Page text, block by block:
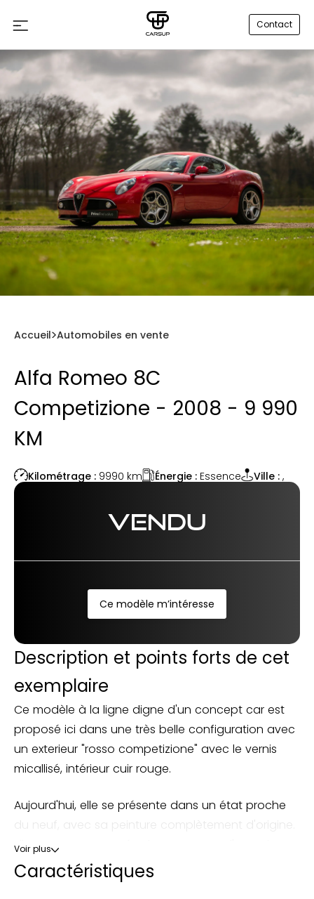
Contact
Accueil Automobiles en vente
Alfa Romeo 8C
Competizione - 2008 - 9 990
KM
Kilométrage : 9990 km Énergie : Essence Ville : ,
VENDU
Ce modèle m’intéresse
Description et points forts de cet
exemplaire
Ce modèle à la ligne digne d'un concept car est
proposé ici dans une très belle configuration avec
un exterieur "rosso competizione" avec le vernis
micallisé, intérieur cuir rouge.
Aujourd'hui, elle se présente dans un état proche
du neuf, avec sa peinture complètement d'origine.
Elle est accompagnée de son carnet d'entretien,
d'un dossier de factures complet et le contrôle
technique qui est bien évidemment ... vierge.
Voir plus
Caractéristiques